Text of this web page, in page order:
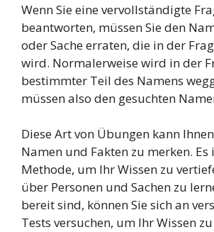
Wenn Sie eine vervollständigte
beantworten, müssen Sie den
oder Sache erraten, die in der
wird. Normalerweise wird in der
bestimmter Teil des Namens
müssen also den gesuchten
Diese Art von Übungen kann
Namen und Fakten zu merken. Es
Methode, um Ihr Wissen zu
über Personen und Sachen zu
bereit sind, können Sie sich an
Tests versuchen, um Ihr Wissen